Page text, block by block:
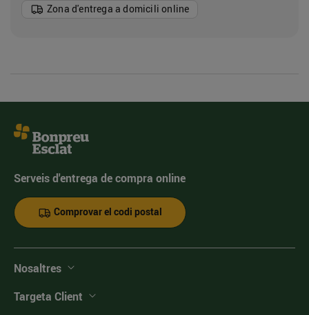
Zona d'entrega a domicili online
Serveis d'entrega de compra online
Comprovar el codi postal
Nosaltres
Targeta Client